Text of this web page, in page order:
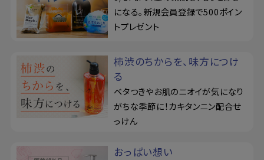
になる。新規会員登録で500ポイン
トプレゼント
柿渋のちからを、味方につけ
る
ベタつきやお肌のニオイが気になり
がちな季節に！カキタンニン配合せ
っけん
おっぱい想い